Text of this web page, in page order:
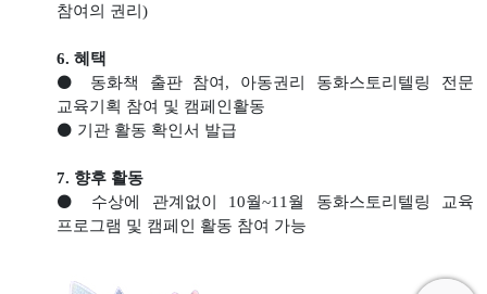
참여의 권리)
6. 혜택
⚫ 동화책 출판 참여, 아동권리 동화스토리텔링 전문
교육기획 참여 및 캠페인활동
⚫ 기관 활동 확인서 발급
7. 향후 활동
⚫ 수상에 관계없이 10월~11월 동화스토리텔링 교육
프로그램 및 캠페인 활동 참여 가능